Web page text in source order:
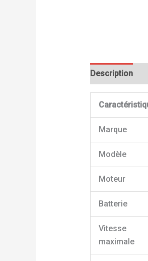
Description
Marque
Modèle
Moteur
Batterie
Vitesse
maximale